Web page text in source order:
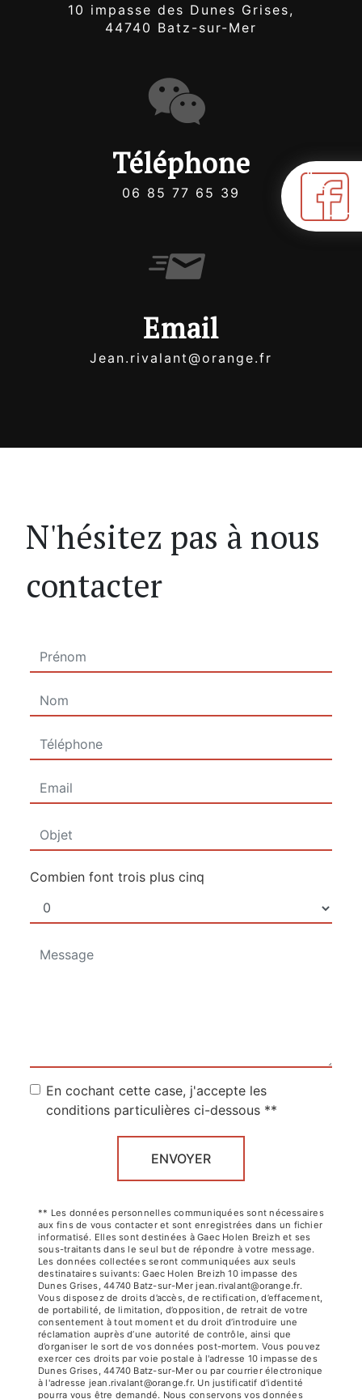
10 impasse des Dunes Grises,
44740 Batz-sur-Mer
Téléphone
06 85 77 65 39
Email
jean.rivalant@orange.fr
N'hésitez pas à nous
contacter
Combien font trois plus cinq
En cochant cette case, j'accepte les
conditions particulières ci-dessous **
ENVOYER
** Les données personnelles communiquées sont nécessaires
aux fins de vous contacter et sont enregistrées dans un fichier
informatisé. Elles sont destinées à Gaec Holen Breizh et ses
sous-traitants dans le seul but de répondre à votre message.
Les données collectées seront communiquées aux seuls
destinataires suivants: Gaec Holen Breizh 10 impasse des
Dunes Grises, 44740 Batz-sur-Mer jean.rivalant@orange.fr.
Vous disposez de droits d’accès, de rectification, d’effacement,
de portabilité, de limitation, d’opposition, de retrait de votre
consentement à tout moment et du droit d’introduire une
réclamation auprès d’une autorité de contrôle, ainsi que
d’organiser le sort de vos données post-mortem. Vous pouvez
exercer ces droits par voie postale à l'adresse 10 impasse des
Dunes Grises, 44740 Batz-sur-Mer ou par courrier électronique
à l'adresse jean.rivalant@orange.fr. Un justificatif d'identité
pourra vous être demandé. Nous conservons vos données